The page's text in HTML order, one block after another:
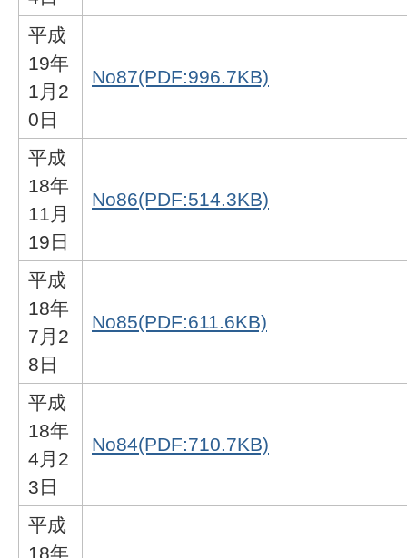
平成
19年
1月2
0日
No87(PDF:996.7KB)
平成
18年
11月
19日
No86(PDF:514.3KB)
平成
18年
7月2
8日
No85(PDF:611.6KB)
平成
18年
4月2
3日
No84(PDF:710.7KB)
平成
18年